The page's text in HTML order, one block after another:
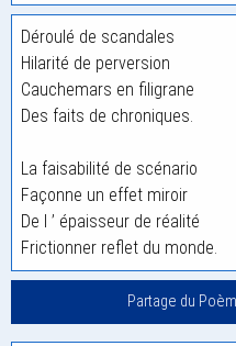
Déroulé de scandales
Hilarité de perversion
Cauchemars en filigrane
Des faits de chroniques.
La faisabilité de scénario
Façonne un effet miroir
De l ’ épaisseur de réalité
Frictionner reflet du monde.
Partage du